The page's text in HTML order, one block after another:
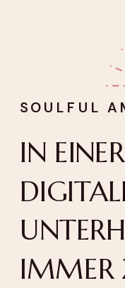
IN
IMMER
SOULFUL